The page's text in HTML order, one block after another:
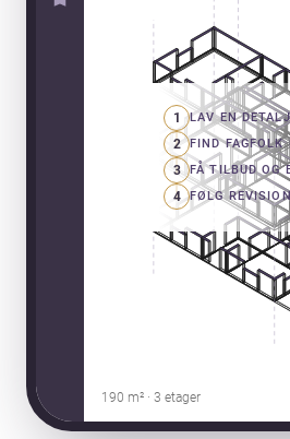
1 LAV EN
2 FIND
3 FÅ TILBUD OG
4 FØLG
190 m² · 3 etager